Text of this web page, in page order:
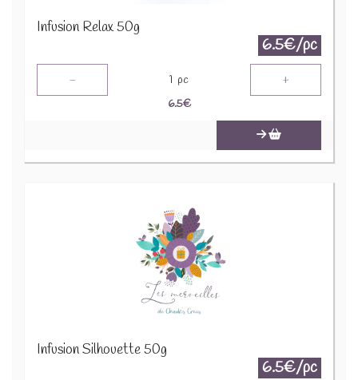
Infusion Relax 50g
6.5€/pc
- 1 pc +
6.5€
Infusion Silhouette 50g
6.5€/pc